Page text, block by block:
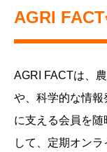
AGRI FACT
AGRI FACTは、
や、科学的な情
に支える会員を
して、定期オン